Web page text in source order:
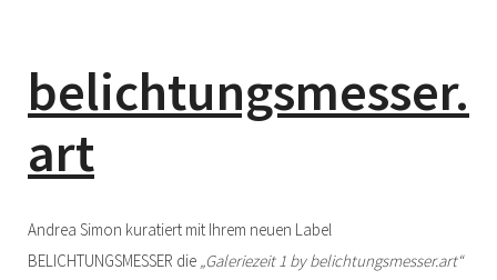
belichtungsmesser.
art
Andrea Simon kuratiert mit Ihrem neuen Label
BELICHTUNGSMESSER die „Galeriezeit 1 by belichtungsmesser.art“